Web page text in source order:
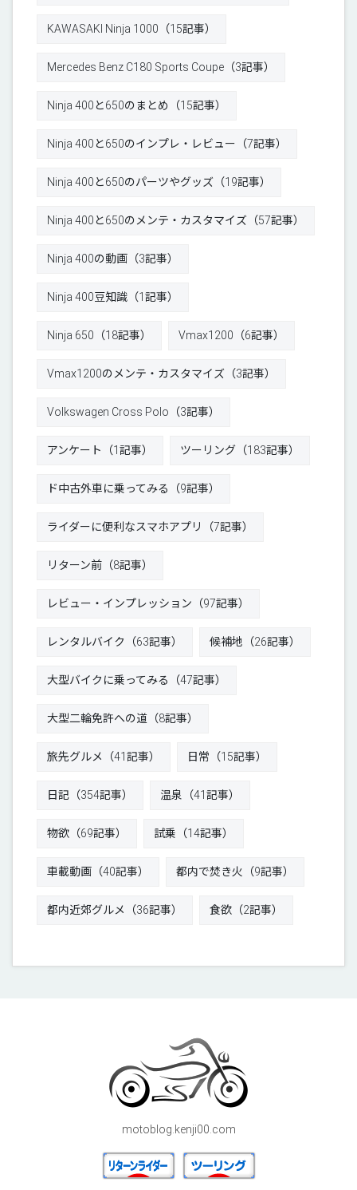
KAWASAKI Ninja 1000（15記事）
Mercedes Benz C180 Sports Coupe（3記事）
Ninja 400と650のまとめ（15記事）
Ninja 400と650のインプレ・レビュー（7記事）
Ninja 400と650のパーツやグッズ（19記事）
Ninja 400と650のメンテ・カスタマイズ（57記事）
Ninja 400の動画（3記事）
Ninja 400豆知識（1記事）
Ninja 650（18記事） Vmax1200（6記事）
Vmax1200のメンテ・カスタマイズ（3記事）
Volkswagen Cross Polo（3記事）
アンケート（1記事） ツーリング（183記事）
ド中古外車に乗ってみる（9記事）
ライダーに便利なスマホアプリ（7記事）
リターン前（8記事）
レビュー・インプレッション（97記事）
レンタルバイク（63記事） 候補地（26記事）
大型バイクに乗ってみる（47記事）
大型二輪免許への道（8記事）
旅先グルメ（41記事） 日常（15記事）
日記（354記事） 温泉（41記事）
物欲（69記事） 試乗（14記事）
車載動画（40記事） 都内で焚き火（9記事）
都内近郊グルメ（36記事） 食欲（2記事）
motoblog.kenji00.com